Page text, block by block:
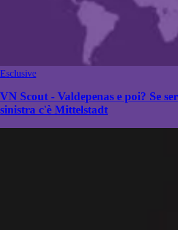
Esclusive
VN Scout - Valdepenas e poi? Se
sinistra c'è Mittelstadt